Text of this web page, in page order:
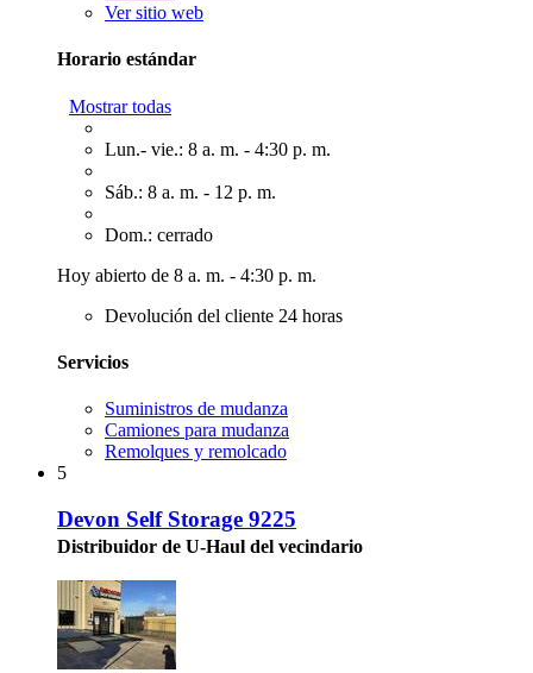
Ver sitio web
Horario estándar
Mostrar todas
Lun.- vie.: 8 a. m. - 4:30 p. m.
Sáb.: 8 a. m. - 12 p. m.
Dom.: cerrado
Hoy abierto de 8 a. m. - 4:30 p. m.
Devolución del cliente 24 horas
Servicios
Suministros de mudanza
Camiones para mudanza
Remolques y remolcado
5
Devon Self Storage 9225
Distribuidor de U-Haul del vecindario